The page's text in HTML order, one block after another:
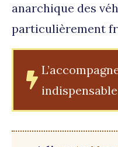
anarchique des
particulièrement